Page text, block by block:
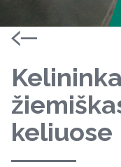
keliuose